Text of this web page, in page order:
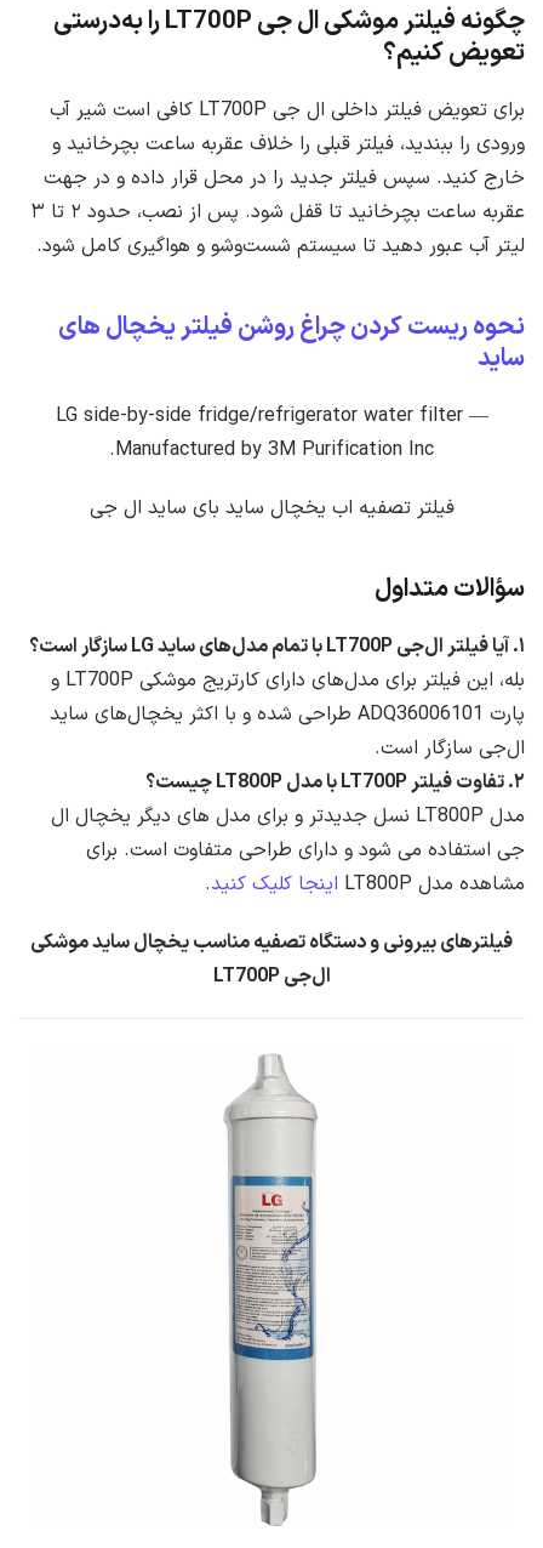
چگونه فیلتر موشکی ال‌ جی LT700P را به‌درستی
تعویض کنیم؟
برای تعویض فیلتر داخلی ال‌ جی LT700P کافی است شیر آب
ورودی را ببندید، فیلتر قبلی را خلاف عقربه ساعت بچرخانید و
خارج کنید. سپس فیلتر جدید را در محل قرار داده و در جهت
عقربه ساعت بچرخانید تا قفل شود. پس از نصب، حدود ۲ تا ۳
لیتر آب عبور دهید تا سیستم شست‌وشو و هواگیری کامل شود.
نحوه ریست کردن چراغ روشن فیلتر یخچال های
ساید
LG side-by-side fridge/refrigerator water filter —
Manufactured by 3M Purification Inc.
فیلتر تصفیه اب یخچال ساید بای ساید ال جی
سؤالات متداول
۱. آیا فیلتر ال‌جی LT700P با تمام مدل‌های ساید LG سازگار است؟
بله، این فیلتر برای مدل‌های دارای کارتریج موشکی LT700P و
پارت ADQ36006101 طراحی شده و با اکثر یخچال‌های ساید
ال‌جی سازگار است.
۲. تفاوت فیلتر LT700P با مدل LT800P چیست؟
مدل LT800P نسل جدیدتر و برای مدل های دیگر یخچال ال
جی استفاده می شود و دارای طراحی متفاوت است. برای
مشاهده مدل LT800P
اینجا کلیک کنید.
فیلترهای بیرونی و دستگاه تصفیه مناسب یخچال ساید موشکی
ال‌جی LT700P